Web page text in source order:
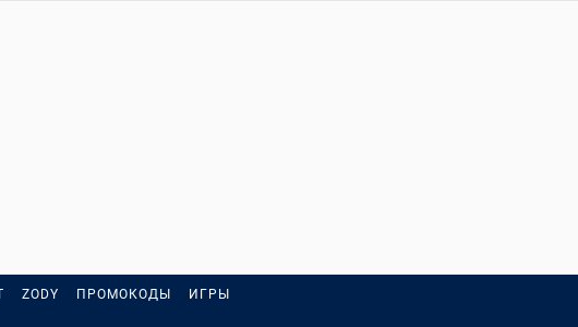
ZODY ПРОМОКОДЫ ИГРЫ